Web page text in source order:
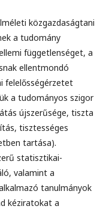
közgazdaságtani
a tudomány
függetlenséget, a
ellentmondó
felelősségérzetet
a tudományos szigor
újszerűsége, tiszta
tisztességes
tartása).
statisztikai-
valamint a
tanulmányok
kéziratokat a